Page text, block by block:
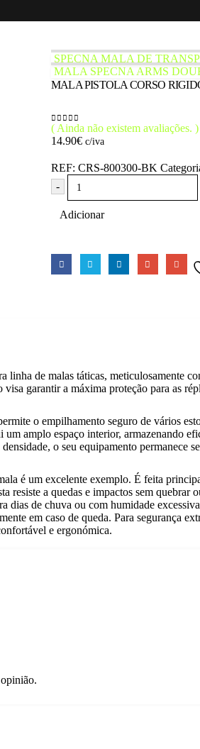
SPECNA MALA DE
MALA SPECNA ARMS
MALA PISTOLA CORSO
0 out of 5
( Ainda não existem avaliações. )
14.90€ c/iva
REF: CRS-800300-BK
-
Adicionar
de malas táticas, meticulosamente
garantir a máxima proteção para as
o empilhamento seguro de vários
amplo espaço interior, armazenando
o seu equipamento permanece
é um excelente exemplo. É feita
resiste a quedas e impactos sem
dias de chuva ou com humidade
em caso de queda. Para segurança
e ergonómica.